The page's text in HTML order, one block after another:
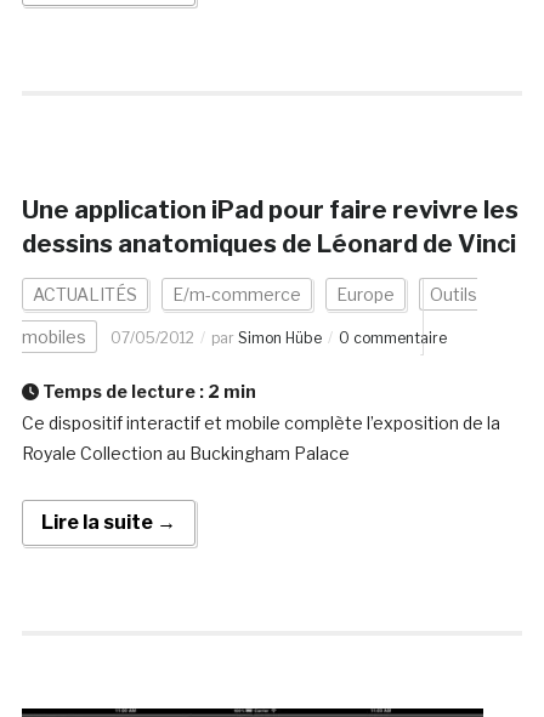
Une application iPad pour faire revivre les
dessins anatomiques de Léonard de Vinci
ACTUALITÉS E/m-commerce Europe Outils
mobiles 07/05/2012 par Simon Hübe 0 commentaire
Temps de lecture : 2 min
Ce dispositif interactif et mobile complète l’exposition de la
Royale Collection au Buckingham Palace
Lire la suite →